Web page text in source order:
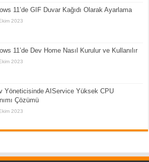
11’de GIF Duvar Kağıdı Olarak Ayarlama
2023
11’de Dev Home Nasıl Kurulur ve Kullanılır
2023
Yöneticisinde AIService Yüksek CPU
Çözümü
2023